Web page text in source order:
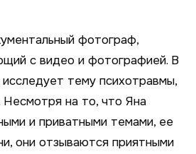
фотограф,
с видео и фотографией. В
тему психотравмы,
Несмотря на то, что Яна
и приватными темами, ее
они отзываются приятными